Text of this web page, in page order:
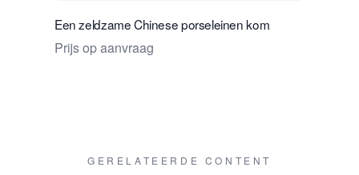
Een zeldzame Chinese porseleinen kom
Prijs op aanvraag
GERELATEERDE CONTENT